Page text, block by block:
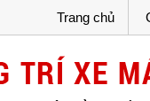
Trang chủ